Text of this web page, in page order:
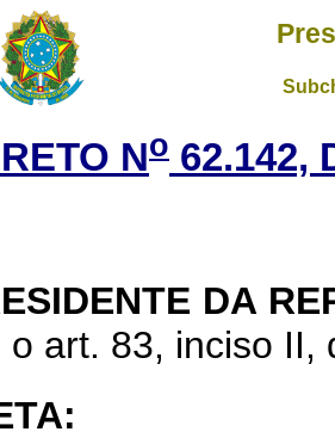
No 62.142,
DA
o art. 83, inciso II,